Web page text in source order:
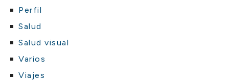
Perfil
Salud
Salud visual
Varios
Viajes